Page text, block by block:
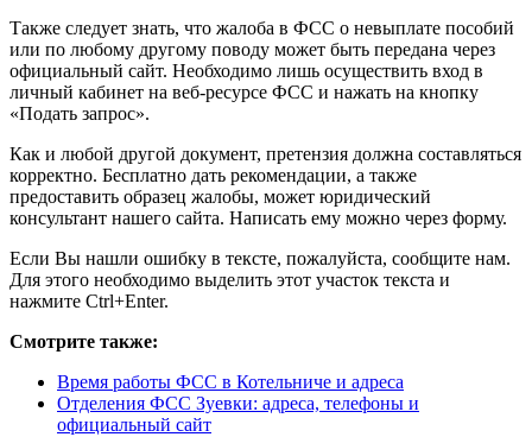
Также следует знать, что жалоба в ФСС о невыплате пособий
или по любому другому поводу может быть передана через
официальный сайт. Необходимо лишь осуществить вход в
личный кабинет на веб-ресурсе ФСС и нажать на кнопку
«Подать запрос».
Как и любой другой документ, претензия должна составляться
корректно. Бесплатно дать рекомендации, а также
предоставить образец жалобы, может юридический
консультант нашего сайта. Написать ему можно через форму.
Если Вы нашли ошибку в тексте, пожалуйста, сообщите нам.
Для этого необходимо выделить этот участок текста и
нажмите Ctrl+Enter.
Смотрите также:
Время работы ФСС в Котельниче и адреса
Отделения ФСС Зуевки: адреса, телефоны и
официальный сайт